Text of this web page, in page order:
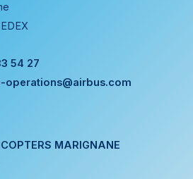
54 27
operations@airbus.com
MARIGNANE